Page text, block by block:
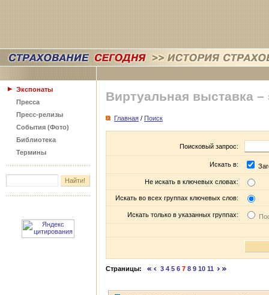
Экспонаты
Пресса
Пресс-релизы
События (Фото)
Библиотека
Термины
Виртуальная выставка –
Главная / Поиск
Поисковый запрос:
Искать в:
Не искать в ключевых словах:
Искать во всех группах ключевых слов:
Искать только в указанных группах:
Страницы: 3 4 5 6 7 8 9 10 11